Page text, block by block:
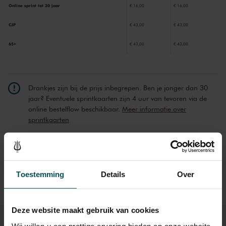
Toestemming Details Over
Deze website maakt gebruik van cookies
Online sprint tot 30 jaar € 16,00 € 16,00
CJP € 43,00 € 43,00
65+ € 43,00 € 43,00
Drankjes zijn bij de prijs inbegrepen. Ben je jonger dan 30
jaar? Eventuele sprintkaarten zijn 4 uur van tevoren via de
online bestelflow beschikbaar. Meer informatie over
sprintkaarten
kassa@concertgebouw.nl of bel de Concertgebouwlijn op
020 – 671 83 45.